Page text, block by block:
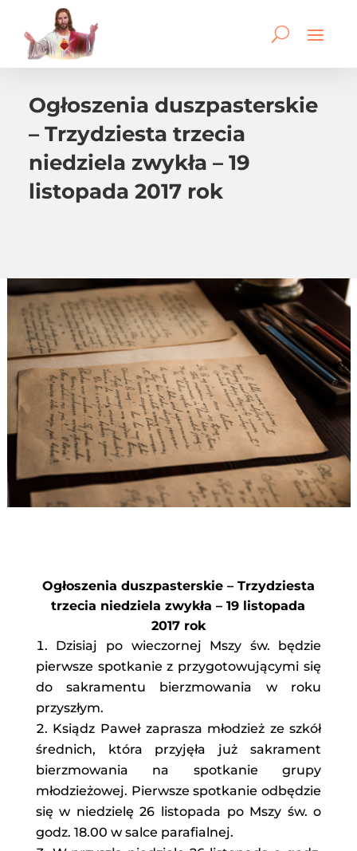
Ogłoszenia duszpasterskie
– Trzydziesta trzecia
niedziela zwykła – 19
listopada 2017 rok
Ogłoszenia duszpasterskie – Trzydziesta
trzecia niedziela zwykła – 19 listopada
2017 rok
Dzisiaj po wieczornej Mszy św. będzie
pierwsze spotkanie z przygotowującymi się
do sakramentu bierzmowania w roku
przyszłym.
Ksiądz Paweł zaprasza młodzież ze szkół
średnich, która przyjęła już sakrament
bierzmowania na spotkanie grupy
młodzieżowej. Pierwsze spotkanie odbędzie
się w niedzielę 26 listopada po Mszy św. o
godz. 18.00 w salce parafialnej.